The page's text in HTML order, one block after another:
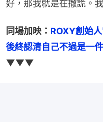
好，那我就是在撒謊。
同場加映： ROXY創始
後終認清自己不過是一
▼▼▼